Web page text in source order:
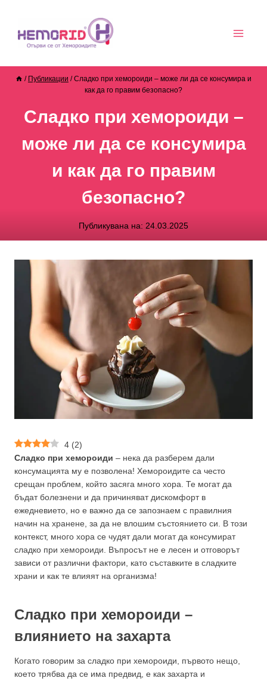
/ Публикации / Сладко при хемороиди – може ли да се консумира и
как да го правим безопасно?
Сладко при хемороиди –
може ли да се консумира
и как да го правим
безопасно?
Публикувана на: 24.03.2025
4 (2)
Сладко при хемороиди – нека да разберем дали
консумацията му е позволена! Хемороидите са често
срещан проблем, който засяга много хора. Те могат да
бъдат болезнени и да причиняват дискомфорт в
ежедневието, но е важно да се запознаем с правилния
начин на хранене, за да не влошим състоянието си. В този
контекст, много хора се чудят дали могат да консумират
сладко при хемороиди. Въпросът не е лесен и отговорът
зависи от различни фактори, като съставките в сладките
храни и как те влияят на организма!
Сладко при хемороиди –
влиянието на захарта
Когато говорим за сладко при хемороиди, първото нещо,
което трябва да се има предвид, е как захарта и